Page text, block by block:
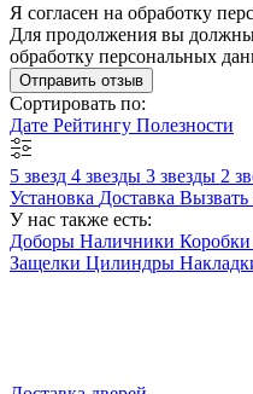
Я согласен на обработку
Для продолжения вы
обработку персональных
Отправить отзыв
Сортировать по:
Дате Рейтингу Полезности
5 звезд 4 звезды 3 звезды 2
Установка Доставка Вызвать
У нас также есть:
Доборы Наличники Коробки
Защелки Цилиндры